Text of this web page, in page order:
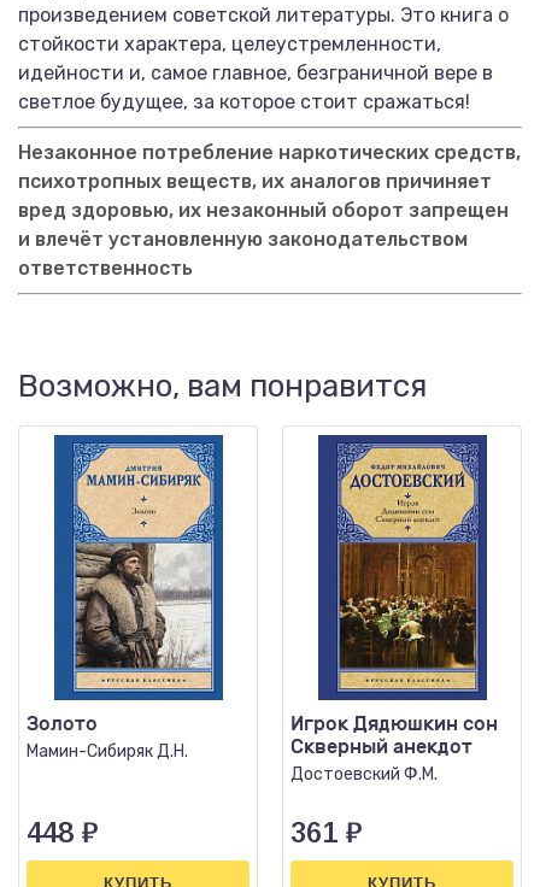
произведением советской литературы. Это книга о
стойкости характера, целеустремленности,
идейности и, самое главное, безграничной вере в
светлое будущее, за которое стоит сражаться!
Незаконное потребление наркотических средств,
психотропных веществ, их аналогов причиняет
вред здоровью, их незаконный оборот запрещен
и влечёт установленную законодательством
ответственность
Возможно, вам понравится
Золото
Мамин-Сибиряк Д.Н.
448 ₽
КУПИТЬ
Игрок Дядюшкин сон
Скверный анекдот
Достоевский Ф.М.
361 ₽
КУПИТЬ